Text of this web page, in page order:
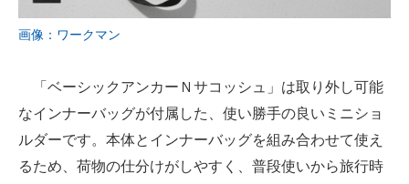
画像：ワークマン
「ベーシックアンカーＮサコッシュ」は取り外し可能
なインナーバッグが付属した、使い勝手の良いミニショ
ルダーです。本体とインナーバッグを組み合わせて使え
るため、荷物の仕分けがしやすく、普段使いから旅行時